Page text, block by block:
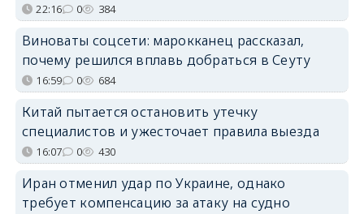
22:16 0 384
Виноваты соцсети: марокканец рассказал,
почему решился вплавь добраться в Сеуту
16:59 0 684
Китай пытается остановить утечку
специалистов и ужесточает правила выезда
16:07 0 430
Иран отменил удар по Украине, однако
требует компенсацию за атаку на судно